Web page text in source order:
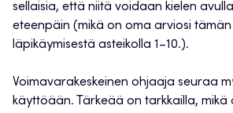
sellaisia, että niitä voidaan kielen
eteenpäin (mikä on oma arviosi tämän
läpikäymisestä asteikolla 1–10.).
Voimavarakeskeinen ohjaaja seuraa
käyttöään. Tärkeää on tarkkailla, mikä